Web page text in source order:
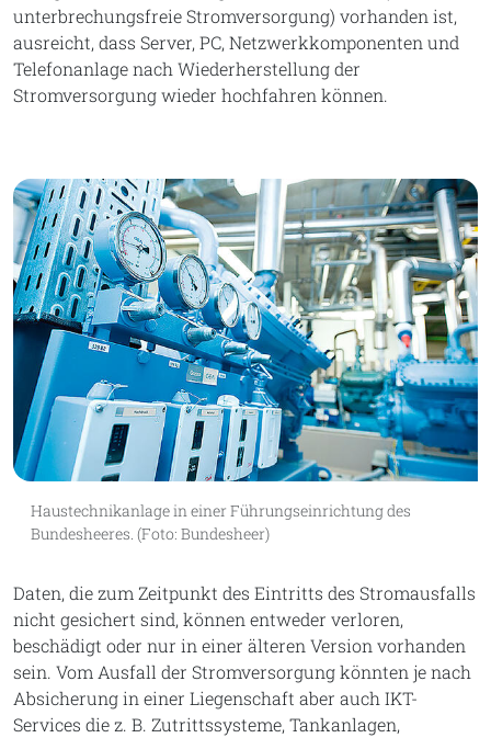
unterbrechungsfreie Stromversorgung) vorhanden ist,
ausreicht, dass Server, PC, Netzwerkkomponenten und
Telefonanlage nach Wiederherstellung der
Stromversorgung wieder hochfahren können.
Haustechnikanlage in einer Führungseinrichtung des
Bundesheeres. (Foto: Bundesheer)
Daten, die zum Zeitpunkt des Eintritts des Stromausfalls
nicht gesichert sind, können entweder verloren,
beschädigt oder nur in einer älteren Version vorhanden
sein. Vom Ausfall der Stromversorgung könnten je nach
Absicherung in einer Liegenschaft aber auch IKT-
Services die z. B. Zutrittssysteme, Tankanlagen,